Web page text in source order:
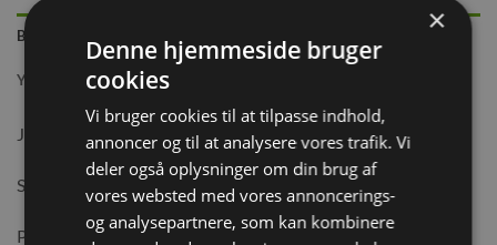
BESKRIVELSE
YDERLIGERE INFORMATION
JR Farm Persillesalat 50g
Supplerende foder til alle gnavere og dværgkaniner.
Persillesalaten er det perfekte valg til alle vores små persille-
×
Denne hjemmeside bruger
cookies
Vi bruger cookies til at tilpasse indhold,
annoncer og til at analysere vores trafik. Vi
deler også oplysninger om din brug af
vores websted med vores annoncerings-
og analysepartnere, som kan kombinere